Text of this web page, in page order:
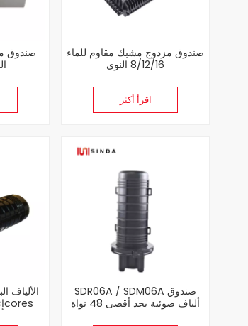
صندوق
صندوق مزدوج مشبك مقاوم للماء
8/12/16 النوى
اقرأ أكثر
إغلاق قبة ماكس 144cores
SDR06A / SDM06A صندوق
ألياف ضوئية بحد أقصى 48 نواة